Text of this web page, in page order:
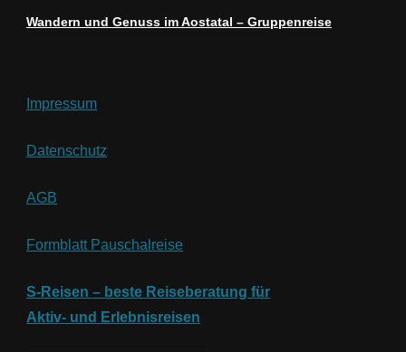
Wandern und Genuss im Aostatal – Gruppenreise
Impressum
Datenschutz
AGB
Formblatt Pauschalreise
S-Reisen – beste Reiseberatung für
Aktiv- und Erlebnisreisen